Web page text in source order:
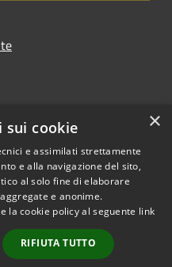
Copyright © 2026 • Comune di
Santo Stefano di Cadore •
Powered byMunicipium
Accesso redazione
×
sui cookie
e assimilati strettamente
e alla navigazione del sito,
al solo fine di elaborare
e anonime.
la cookie policy al seguente link
RIFIUTA TUTTO